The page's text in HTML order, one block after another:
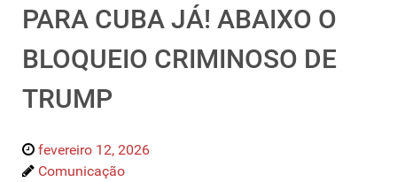
PARA CUBA JÁ! ABAIXO O
BLOQUEIO CRIMINOSO DE
TRUMP
fevereiro 12, 2026
Comunicação